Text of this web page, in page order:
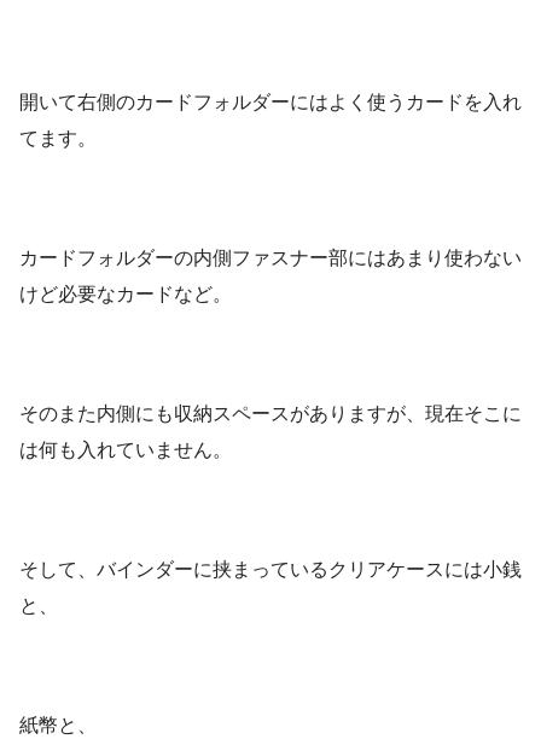
開いて右側のカードフォルダーにはよく使うカードを入れ
てます。
カードフォルダーの内側ファスナー部にはあまり使わない
けど必要なカードなど。
そのまた内側にも収納スペースがありますが、現在そこに
は何も入れていません。
そして、バインダーに挟まっているクリアケースには小銭
と、
紙幣と、